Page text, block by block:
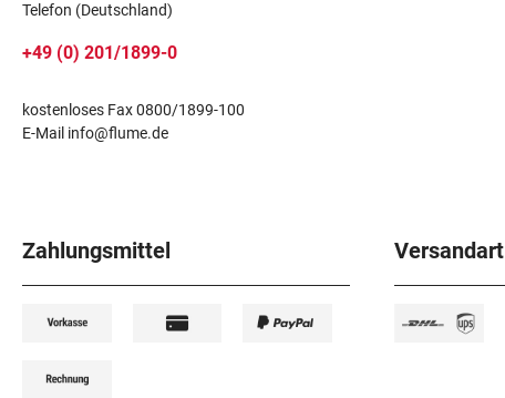
Telefon (Deutschland)
+49 (0) 201/1899-0
kostenloses Fax 0800/1899-100
E-Mail info@flume.de
Zahlungsmittel Versandart